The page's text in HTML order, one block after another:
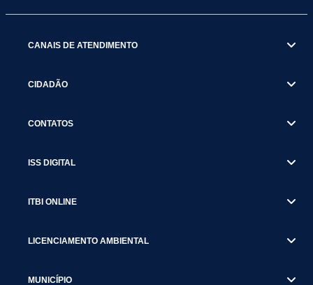
CANAIS DE ATENDIMENTO
CIDADÃO
CONTATOS
ISS DIGITAL
ITBI ONLINE
LICENCIAMENTO AMBIENTAL
MUNICÍPIO